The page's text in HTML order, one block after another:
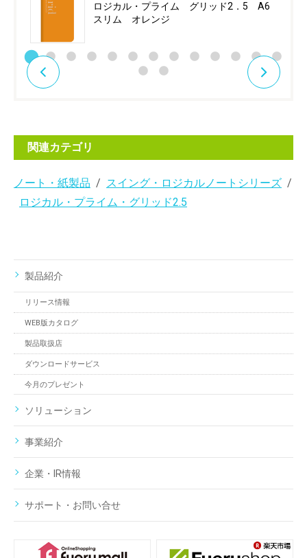
ロジカル・プライム グリッド2．5 A6
スリム オレンジ
関連カテゴリ
ノート・紙製品
スイング・ロジカルノートシリーズ
ロジカル・プライム・グリッド2.5
製品紹介
リリース情報
WEB版カタログ
製品取扱店
ダウンロードサービス
今月のプレゼント
ソリューション
事業紹介
企業・IR情報
サポート・お問い合せ